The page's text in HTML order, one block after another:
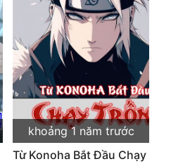
khoảng 1 năm trước
Từ Konoha Bắt Đầu Chạy